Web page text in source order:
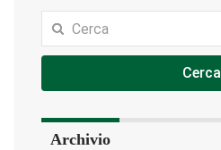
Cerca
Archivio